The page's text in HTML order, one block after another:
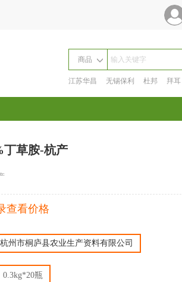
商品
商品
江苏华昌 无锡保利 杜邦 拜耳
丁草胺-杭产
查看价格
杭州市桐庐县农业生产资料有限公司
0.3kg*20瓶